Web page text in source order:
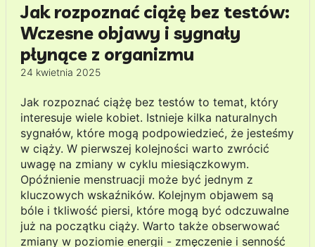
Jak rozpoznać ciążę bez testów:
Wczesne objawy i sygnały
płynące z organizmu
24 kwietnia 2025
Jak rozpoznać ciążę bez testów to temat, który
interesuje wiele kobiet. Istnieje kilka naturalnych
sygnałów, które mogą podpowiedzieć, że jesteśmy
w ciąży. W pierwszej kolejności warto zwrócić
uwagę na zmiany w cyklu miesiączkowym.
Opóźnienie menstruacji może być jednym z
kluczowych wskaźników. Kolejnym objawem są
bóle i tkliwość piersi, które mogą być odczuwalne
już na początku ciąży. Warto także obserwować
zmiany w poziomie energii - zmęczenie i senność